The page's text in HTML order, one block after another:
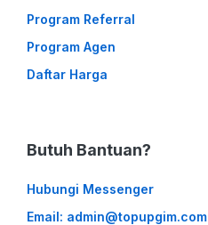
Program Referral
Program Agen
Daftar Harga
Butuh Bantuan?
Hubungi Messenger
Email: admin@topupgim.com